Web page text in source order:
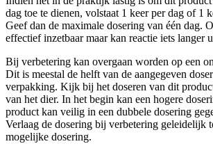
dag toe te dienen, volstaat 1 keer per dag of 1
Geef dan de maximale dosering van één dag.
effectief inzetbaar maar kan reactie iets langer
Bij verbetering kan overgaan worden op een
Dit is meestal de helft van de aangegeven
verpakking. Kijk bij het doseren van dit
van het dier. In het begin kan een hogere
product kan veilig in een dubbele dosering
Verlaag de dosering bij verbetering geleidelijk
mogelijke dosering.